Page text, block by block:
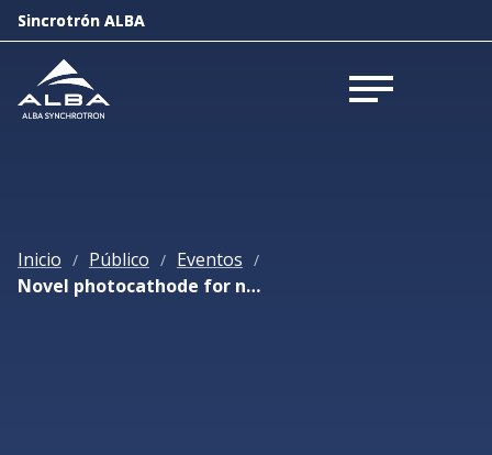
Sincrotrón ALBA
Abrir menú
Inicio / Público / Eventos /
Novel photocathode for next generation light source
Sincrotrón ALBA
Abrir menú